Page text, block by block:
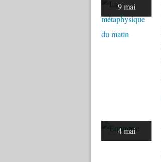
9 mai
4 mai